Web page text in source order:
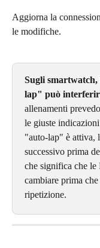
Aggiorna la
le modifiche.
Sugli
lap" può
allenamenti
le giuste
"auto-lap" è attiva,
successivo prima
che significa che
cambiare prima
ripetizione.